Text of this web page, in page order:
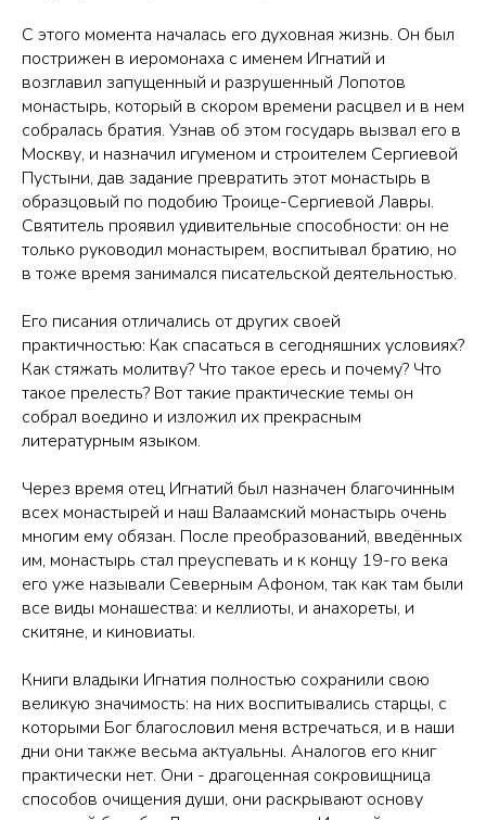
С этого момента началась его духовная жизнь. Он был
пострижен в иеромонаха с именем Игнатий и
возглавил запущенный и разрушенный Лопотов
монастырь, который в скором времени расцвел и в нем
собралась братия. Узнав об этом государь вызвал его в
Москву, и назначил игуменом и строителем Сергиевой
Пустыни, дав задание превратить этот монастырь в
образцовый по подобию Троице-Сергиевой Лавры.
Святитель проявил удивительные способности: он не
только руководил монастырем, воспитывал братию, но
в тоже время занимался писательской деятельностью.
Его писания отличались от других своей
практичностью: Как спасаться в сегодняшних условиях?
Как стяжать молитву? Что такое ересь и почему? Что
такое прелесть? Вот такие практические темы он
собрал воедино и изложил их прекрасным
литературным языком.
Через время отец Игнатий был назначен благочинным
всех монастырей и наш Валаамский монастырь очень
многим ему обязан. После преобразований, введённых
им, монастырь стал преуспевать и к концу 19-го века
его уже называли Северным Афоном, так как там были
все виды монашества: и келлиоты, и анахореты, и
скитяне, и киновиаты.
Книги владыки Игнатия полностью сохранили свою
великую значимость: на них воспитывались старцы, с
которыми Бог благословил меня встречаться, и в наши
дни они также весьма актуальны. Аналогов его книг
практически нет. Они - драгоценная сокровищница
способов очищения души, они раскрывают основу